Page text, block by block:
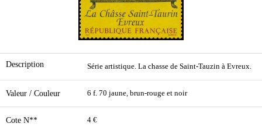
Description Série artistique. La chasse de Saint-Tauzin à Evreux.
Valeur / Couleur 6 f. 70 jaune, brun-rouge et noir
Cote N** 4 €